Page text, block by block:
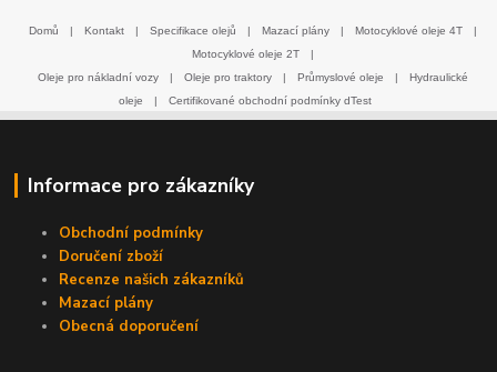
Domů | Kontakt | Specifikace olejů | Mazací plány | Motocyklové oleje 4T
|
Motocyklové oleje 2T
|
Oleje pro nákladní vozy
| Oleje pro traktory | Průmyslové oleje |
Hydraulické
oleje
| Certifikované obchodní podmínky dTest
Informace pro zákazníky
Obchodní podmínky
Doručení zboží
Recenze našich zákazníků
Mazací plány
Obecná doporučení